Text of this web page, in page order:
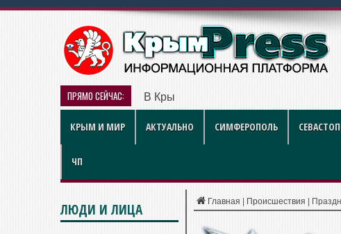
ПРЯМО СЕЙЧАС: В Крыму дизель продают по 119
КРЫМ И МИР АКТУАЛЬНО СИМФЕРОПОЛЬ
ЧП
Главная Происшествия
ЛЮДИ И ЛИЦА